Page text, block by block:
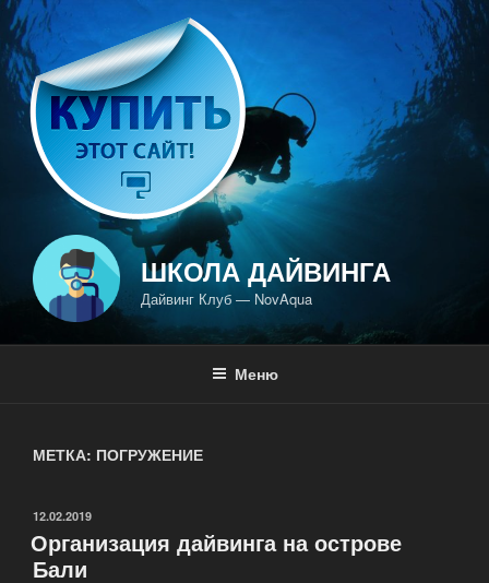
Перейти
к
содержимому
ШКОЛА ДАЙВИНГА
Дайвинг Клуб — NovAqua
Меню
МЕТКА: ПОГРУЖЕНИЕ
ОПУБЛИКОВАНО
12.02.2019
Организация дайвинга на острове
Бали